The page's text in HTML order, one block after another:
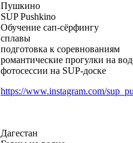
Пушкино
SUP Pushkino
Обучение сап-сёрфингу
сплавы
подготовка к соревнованиям
романтические прогулки на
фотосессии на SUP-доске
https://www.instagram.com/
Дагестан